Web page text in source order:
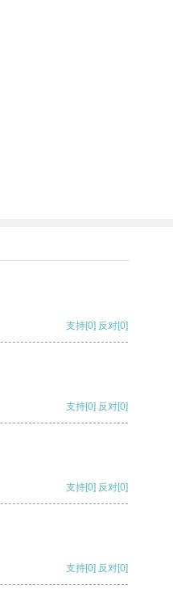
支持[0] 反对[0]
支持[0] 反对[0]
支持[0] 反对[0]
支持[0] 反对[0]